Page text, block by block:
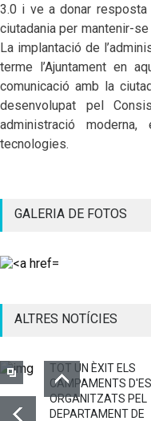
3.0 i ve a donar
ciutadania per mantenir-
La implantació de
terme l’Ajuntament en
comunicació amb la
desenvolupat pel
administració
tecnologies.
GALERIA DE FOTOS
ALTRES NOTÍCIES
TOT UN ÈXIT ELS
CAMPAMENTS
ORGANITZATS PEL
DEPARTAMENT DE